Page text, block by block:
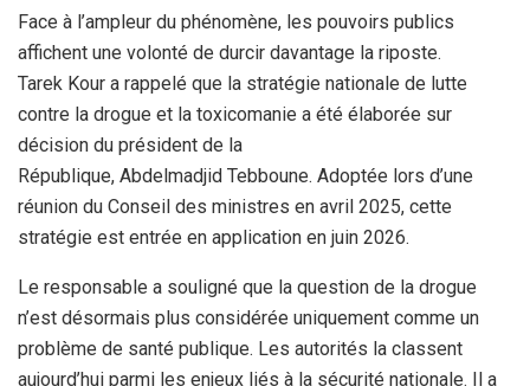
Face à l’ampleur du phénomène, les pouvoirs publics
affichent une volonté de durcir davantage la riposte.
Tarek Kour a rappelé que la stratégie nationale de lutte
contre la drogue et la toxicomanie a été élaborée sur
décision du président de la
République, Abdelmadjid Tebboune. Adoptée lors d’une
réunion du Conseil des ministres en avril 2025, cette
stratégie est entrée en application en juin 2026.
Le responsable a souligné que la question de la drogue
n’est désormais plus considérée uniquement comme un
problème de santé publique. Les autorités la classent
aujourd’hui parmi les enjeux liés à la sécurité nationale. Il a